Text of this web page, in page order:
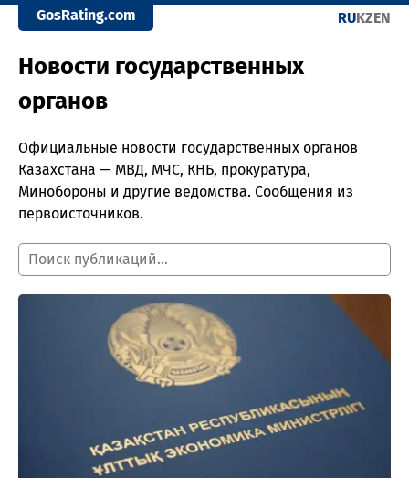
GosRating.com RUKZEN
Новости государственных
органов
Официальные новости государственных органов
Казахстана — МВД, МЧС, КНБ, прокуратура,
Минобороны и другие ведомства. Сообщения из
первоисточников.
Поиск